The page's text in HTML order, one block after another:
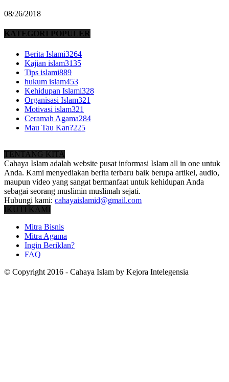
08/26/2018
KATEGORI POPULER
Berita Islami3264
Kajian islam3135
Tips islami889
hukum islam453
Kehidupan Islami328
Organisasi Islam321
Motivasi islam321
Ceramah Agama284
Mau Tau Kan?225
TENTANG KITA
Cahaya Islam adalah website pusat informasi Islam all in one untuk
Anda. Kami menyediakan berita terbaru baik berupa artikel, audio,
maupun video yang sangat bermanfaat untuk kehidupan Anda
sebagai seorang muslimin muslimah sejati.
Hubungi kami: cahayaislamid@gmail.com
IKUTI KAMI
Mitra Bisnis
Mitra Agama
Ingin Beriklan?
FAQ
© Copyright 2016 - Cahaya Islam by Kejora Intelegensia